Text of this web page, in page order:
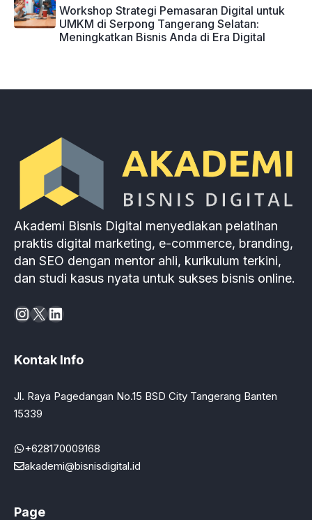
Workshop Strategi Pemasaran Digital untuk
UMKM di Serpong Tangerang Selatan:
Meningkatkan Bisnis Anda di Era Digital
Akademi Bisnis Digital menyediakan pelatihan
praktis digital marketing, e-commerce, branding,
dan SEO dengan mentor ahli, kurikulum terkini,
dan studi kasus nyata untuk sukses bisnis online.
Instagram
X LinkedIn
Kontak Info
Jl. Raya Pagedangan No.15 BSD City Tangerang Banten
15339
+628170009168
akademi@bisnisdigital.id
Page